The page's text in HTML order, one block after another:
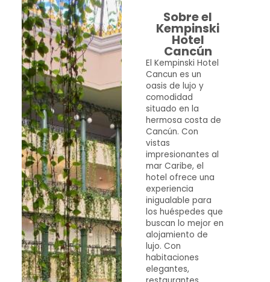
Sobre el
Kempinski
Hotel
Cancún
El Kempinski Hotel
Cancun es un
oasis de lujo y
comodidad
situado en la
hermosa costa de
Cancún. Con
vistas
impresionantes al
mar Caribe, el
hotel ofrece una
experiencia
inigualable para
los huéspedes que
buscan lo mejor en
alojamiento de
lujo. Con
habitaciones
elegantes,